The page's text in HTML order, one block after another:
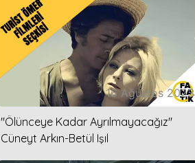
16 Ağustos 2023
''Ölünceye Kadar Ayrılmayacağız''
Cüneyt Arkın-Betül Işıl